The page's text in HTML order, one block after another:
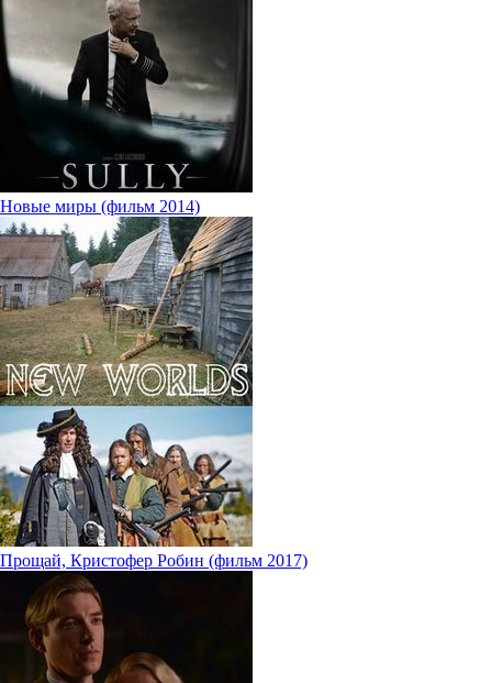
Новые миры (фильм 2014)
Прощай, Кристофер Робин (фильм 2017)